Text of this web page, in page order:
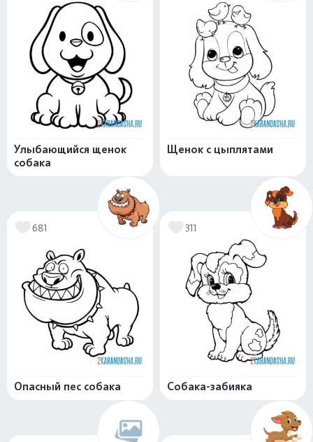
Улыбающийся щенок
собака
Щенок с цыплятами
681
Опасный пес собака
311
Собака-забияка